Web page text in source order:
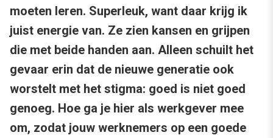
moeten leren. Superleuk, want daar krijg ik
juist energie van. Ze zien kansen en grijpen
die met beide handen aan. Alleen schuilt het
gevaar erin dat de nieuwe generatie ook
worstelt met het stigma: goed is niet goed
genoeg. Hoe ga je hier als werkgever mee
om, zodat jouw werknemers op een goede